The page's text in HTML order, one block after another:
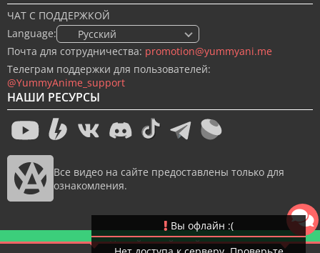
НАШИ РЕСУРСЫ
Все видео на сайте предоставлены только для
ознакомления.
ЧАТ С ПОДДЕРЖКОЙ
Language:
🇷🇺 Русский
Почта для сотрудничества: promotion@yummyani.me
Телеграм поддержки для пользователей:
@YummyAnime_support
Новый дизайн сайта
Вы офлайн :(